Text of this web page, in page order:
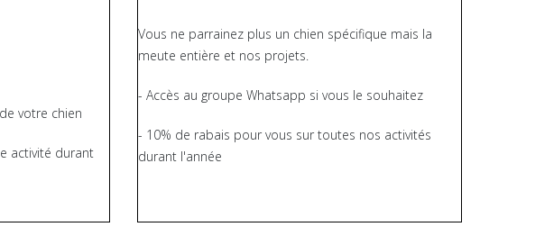
votre chien
activité durant
Vous ne parrainez plus un chien spécifique mais la
meute entière et nos projets.
- Accès au groupe Whatsapp si vous le souhaitez
- 10% de rabais pour vous sur toutes nos activités
durant l'année